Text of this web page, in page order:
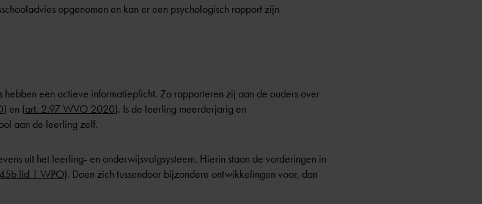
opgenomen en kan er een psychologisch rapport zijn
een actieve informatieplicht. Zo rapporteren zij aan de ouders over
) en (art. 2.97 WVO 2020). Is de leerling meerderjarig en
aan de leerling zelf.
uit het leerling- en onderwijsvolgsysteem. Hierin staan de vorderingen in
lid 1 WPO). Doen zich tussendoor bijzondere ontwikkelingen voor, dan